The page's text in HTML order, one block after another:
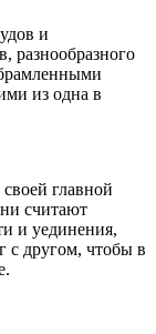
и
разнообразного
из одна в
главной
считают
и уединения,
с другом, чтобы в